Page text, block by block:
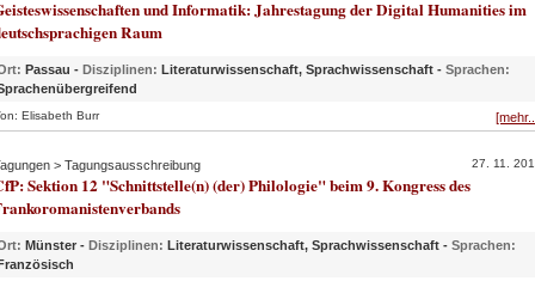
und Informatik: Jahrestagung der Digital Humanities im
Raum
Passau - Disziplinen: Literaturwissenschaft, Sprachwissenschaft - Sprachen:
Elisabeth Burr
> Tagungsausschreibung 27. 11.
Sektion 12 "Schnittstelle(n) (der) Philologie" beim 9. Kongress des
Münster - Disziplinen: Literaturwissenschaft, Sprachwissenschaft - Sprachen: